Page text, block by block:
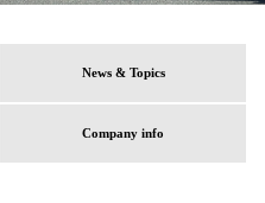
News & Topics
Company info